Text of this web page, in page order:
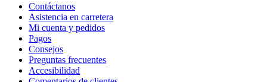
Contáctanos
Asistencia en carretera
Mi cuenta y pedidos
Pagos
Consejos
Preguntas frecuentes
Accesibilidad